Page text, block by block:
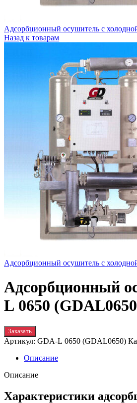
Адсорбционный осушитель c
Назад к товарам
Адсорбционный осушитель c
Адсорбционный
L 0650
Заказать
Артикул: GDA-L 0650 (GDAL0650)
Описание
Описание
Характеристики